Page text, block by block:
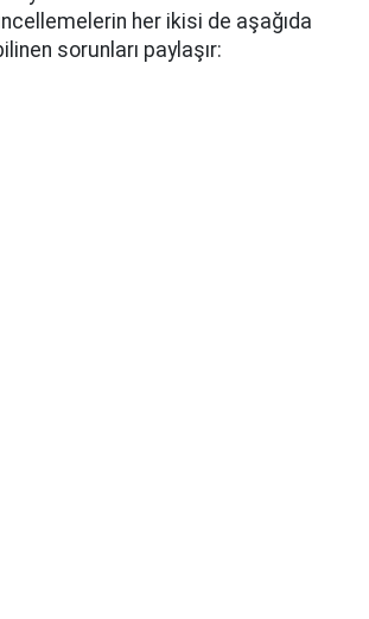
her ikisi de aşağıda
sorunları paylaşır: